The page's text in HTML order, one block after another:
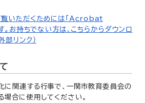
いただくためには「Acrobat
お持ちでない方は、こちらからダウンロ
部リンク）
に関連する行事で、一関市教育委員会の
場合に使用してください。